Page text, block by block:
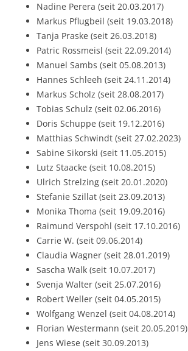
Nadine Perera (seit 20.03.2017)
Markus Pflugbeil (seit 19.03.2018)
Tanja Praske (seit 26.03.2018)
Patric Rossmeisl (seit 22.09.2014)
Manuel Sambs (seit 05.08.2013)
Hannes Schleeh (seit 24.11.2014)
Markus Scholz (seit 28.08.2017)
Tobias Schulz (seit 02.06.2016)
Doris Schuppe (seit 19.12.2016)
Matthias Schwindt (seit 27.02.2023)
Sabine Sikorski (seit 11.05.2015)
Lutz Staacke (seit 10.08.2015)
Ulrich Strelzing (seit 20.01.2020)
Stefanie Szillat (seit 23.09.2013)
Monika Thoma (seit 19.09.2016)
Raimund Verspohl (seit 17.10.2016)
Carrie W. (seit 09.06.2014)
Claudia Wagner (seit 28.01.2019)
Sascha Walk (seit 10.07.2017)
Svenja Walter (seit 25.07.2016)
Robert Weller (seit 04.05.2015)
Wolfgang Wenzel (seit 04.08.2014)
Florian Westermann (seit 20.05.2019)
Jens Wiese (seit 30.09.2013)